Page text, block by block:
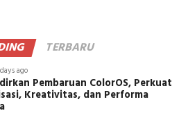
TERBARU
ago
Pembaruan ColorOS, Perkuat
Kreativitas, dan Performa